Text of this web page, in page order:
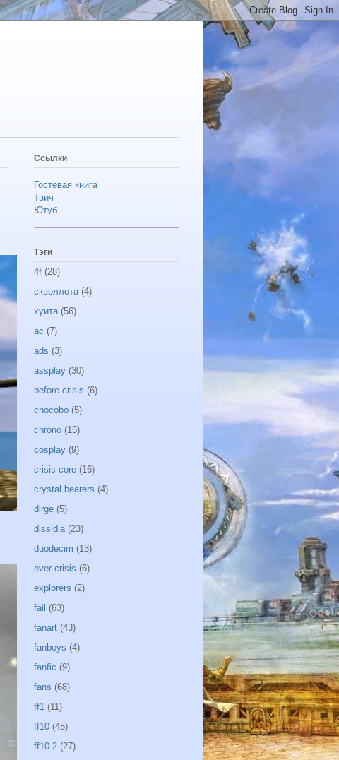
Ссылки
Гостевая книга
Твич
Ютуб
Тэги
4f (28)
скволлота (4)
хуита (56)
ac (7)
ads (3)
assplay (30)
before crisis (6)
chocobo (5)
chrono (15)
cosplay (9)
crisis core (16)
crystal bearers (4)
dirge (5)
dissidia (23)
duodecim (13)
ever crisis (6)
explorers (2)
fail (63)
fanart (43)
fanboys (4)
fanfic (9)
fans (68)
ff1 (11)
ff10 (45)
ff10-2 (27)